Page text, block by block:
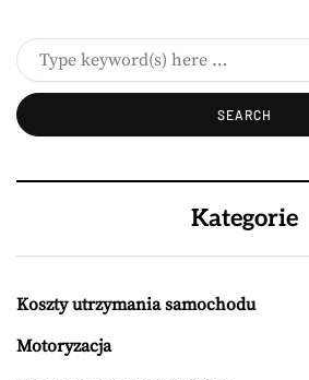
Kategorie
Koszty utrzymania samochodu
Motoryzacja